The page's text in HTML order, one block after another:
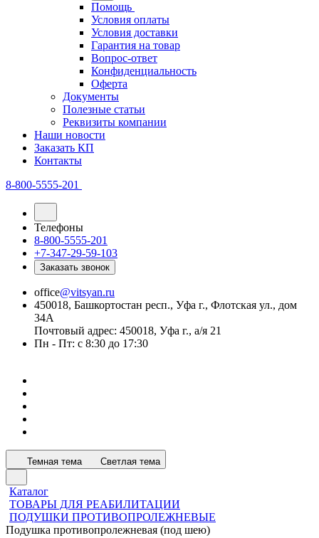
Помощь
Условия оплаты
Условия доставки
Гарантия на товар
Вопрос-ответ
Конфиденциальность
Оферта
Документы
Полезные статьи
Реквизиты компании
Наши новости
Заказать КП
Контакты
8-800-5555-201
Телефоны
8-800-5555-201
+7-347-29-59-103
Заказать звонок
office@vitsyan.ru
450018, Башкортостан респ., Уфа г., Флотская ул., дом
34А
Почтовый адрес: 450018, Уфа г., а/я 21
Пн - Пт: с 8:30 до 17:30
Темная тема Светлая тема
Каталог
ТОВАРЫ ДЛЯ РЕАБИЛИТАЦИИ
ПОДУШКИ ПРОТИВОПРОЛЕЖНЕВЫЕ
Подушка противопролежневая (под шею)